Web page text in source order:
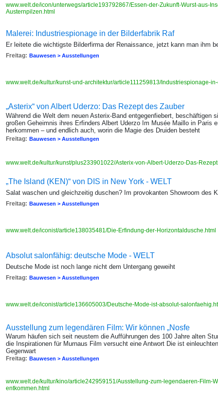
www.welt.de/icon/unterwegs/article193792867/Essen-der-Zukunft-Wurst-aus-
Austernpilzen.html
Malerei: Industriespionage in der Bilderfabrik Raf
Er leitete die wichtigste Bilderfirma der Renaissance, jetzt kann man ihm
Freitag: Bauwesen > Ausstellungen
www.welt.de/kultur/kunst-und-architektur/article111259813/Industriespionage-
„Asterix“ von Albert Uderzo: Das Rezept des Zauber
Während die Welt dem neuen Asterix-Band entgegenfiebert, beschäftigen
großen Geheimnis ihres Erfinders Albert Uderzo Im Musée Maillo in Paris
herkommen – und endlich auch, worin die Magie des Druiden besteht
Freitag: Bauwesen > Ausstellungen
www.welt.de/kultur/kunst/plus233901022/Asterix-von-Albert-Uderzo-Das-
„The Island (KEN)“ von DIS in New York - WELT
Salat waschen und gleichzeitig duschen? Im provokanten Showroom des
Freitag: Bauwesen > Ausstellungen
www.welt.de/iconist/article138035481/Die-Erfindung-der-Horizontaldusche.html
Absolut salonfähig: deutsche Mode - WELT
Deutsche Mode ist noch lange nicht dem Untergang geweiht
Freitag: Bauwesen > Ausstellungen
www.welt.de/iconist/article136605003/Deutsche-Mode-ist-absolut-
Ausstellung zum legendären Film: Wir können „Nosfe
Warum häufen sich seit neustem die Aufführungen des 100 Jahre alten
die Inspirationen für Murnaus Film versucht eine Antwort Die ist
Gegenwart
Freitag: Bauwesen > Ausstellungen
www.welt.de/kultur/kino/article242959151/Ausstellung-zum-legendaeren-Film-
entkommen.html